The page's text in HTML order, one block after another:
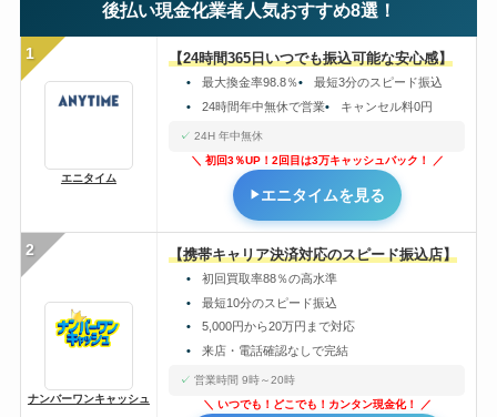
後払い現金化業者人気おすすめ8選！
1
エニタイム
【24時間365日いつでも振込可能な安心感】
最大換金率98.8％
最短3分のスピード振込
24時間年中無休で営業
キャンセル料0円
24H 年中無休
初回3％UP！2回目は3万キャッシュバック！
エニタイムを見る
2
ナンバーワンキャッシュ
【携帯キャリア決済対応のスピード振込店】
初回買取率88％の高水準
最短10分のスピード振込
5,000円から20万円まで対応
来店・電話確認なしで完結
営業時間 9時～20時
いつでも！どこでも！カンタン現金化！